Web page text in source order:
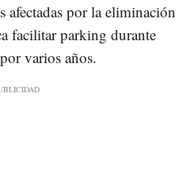
afectadas por la eliminación
facilitar parking durante
varios años.